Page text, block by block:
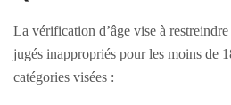
La vérification d’âge vise à restreindre
jugés inappropriés pour les moins de
catégories visées :